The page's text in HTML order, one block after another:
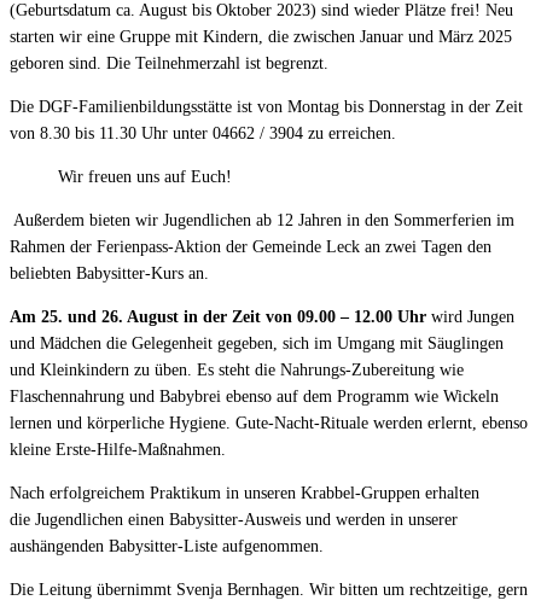
(Geburtsdatum ca. August bis Oktober 2023) sind wieder Plätze frei! Neu
starten wir eine Gruppe mit Kindern, die zwischen Januar und März 2025
geboren sind. Die Teilnehmerzahl ist begrenzt.
Die DGF-Familienbildungsstätte ist von Montag bis Donnerstag in der Zeit
von 8.30 bis 11.30 Uhr unter 04662 / 3904 zu erreichen.
Wir freuen uns auf Euch!
Außerdem bieten wir Jugendlichen ab 12 Jahren in den Sommerferien im
Rahmen der Ferienpass-Aktion der Gemeinde Leck an zwei Tagen den
beliebten Babysitter-Kurs an.
Am 25. und 26. August in der Zeit von 09.00 – 12.00 Uhr wird Jungen
und Mädchen die Gelegenheit gegeben, sich im Umgang mit Säuglingen
und Kleinkindern zu üben. Es steht die Nahrungs-Zubereitung wie
Flaschennahrung und Babybrei ebenso auf dem Programm wie Wickeln
lernen und körperliche Hygiene. Gute-Nacht-Rituale werden erlernt, ebenso
kleine Erste-Hilfe-Maßnahmen.
Nach erfolgreichem Praktikum in unseren Krabbel-Gruppen erhalten
die Jugendlichen einen Babysitter-Ausweis und werden in unserer
aushängenden Babysitter-Liste aufgenommen.
Die Leitung übernimmt Svenja Bernhagen. Wir bitten um rechtzeitige, gern